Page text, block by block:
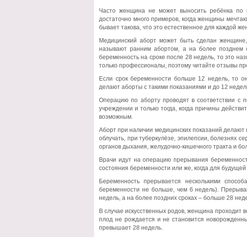
Часто женщина не может выносить ребёнка по
достаточно много примеров, когда женщины
бывает такова, что это естественное для каждой
Медицинский аборт может быть сделан
называют ранним абортом, а на более
беременность на сроке после 28 недель, то это
только профессионалы, поэтому читайте отзывы
Если срок беременности больше 12 недель, то
делают аборты с такими показаниями и до 12
Операцию по аборту проводят в соответствии с
учреждении и только тогда, когда причины
возможным.
Аборт при наличии медицинских показаний
облучать, при туберкулёзе, эпилепсии, болезнях
органов дыхания, желудочно-кишечного тракта и
Врачи идут на операцию прерывания
состояния беременности или же, когда для
Беременность прерывается несколькими
беременности не больше, чем 6 недель).
недель, а на более поздних сроках – больше 28
В случае искусственных родов, женщина проходит
плод не рождается и не становится
превышает 28 недель.